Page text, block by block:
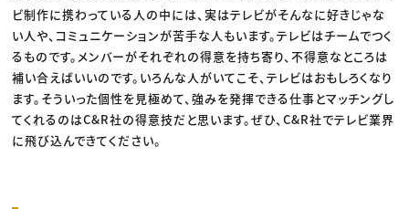
ビ制作に携わっている人の中には、実はテレビがそんなに好きじゃな
い人や、コミュニケーションが苦手な人もいます。テレビはチームでつく
るものです。メンバーがそれぞれの得意を持ち寄り、不得意なところは
補い合えばいいのです。いろんな人がいてこそ、テレビはおもしろくなり
ます。そういった個性を見極めて、強みを発揮できる仕事とマッチングし
てくれるのはC&R社の得意技だと思います。ぜひ、C&R社でテレビ業界
に飛び込んできてください。